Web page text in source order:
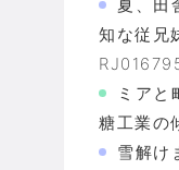
夏、田
知な従兄
ミアと
糖工業の
雪解け